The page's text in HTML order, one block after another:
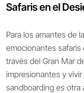
Safaris en el
Para los amantes de
emocionantes
través del Gran Mar
impresionantes y
sandboarding es otra